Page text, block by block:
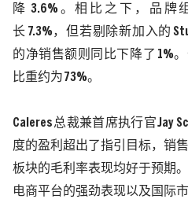
降 3.6%。相比之下，品牌
长 7.3%，但若剔除新加入的
的净销售额则同比下降了 1%
比重约为 73%。
Caleres 总裁兼首席执行官Jay
度的盈利超出了指引目标，销
板块的毛利率表现均好于预期
电商平台的强劲表现以及国际